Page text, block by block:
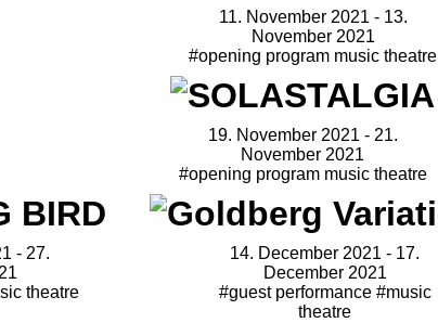
11. November 2021 - 13.
November 2021
#opening program music theatre
19. November 2021 - 21.
November 2021
#opening program music theatre
- 27.
theatre
14. December 2021 - 17.
December 2021
#guest performance #music
theatre